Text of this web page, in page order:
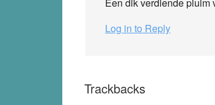
Log in to Reply
Trackbacks